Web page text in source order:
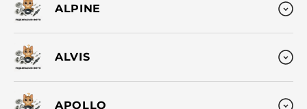
ALPINE
ALVIS
APOLLO